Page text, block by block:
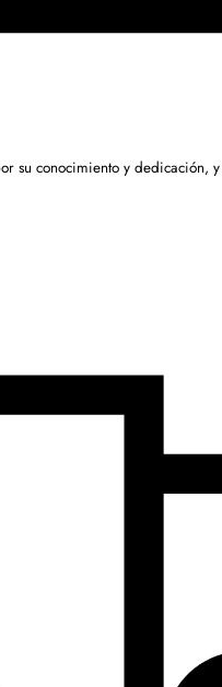
su conocimiento y dedicación,